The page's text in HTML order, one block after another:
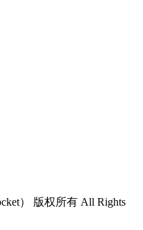
） 版权所有 All Rights